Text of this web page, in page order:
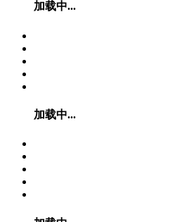
加载中...
加载中...